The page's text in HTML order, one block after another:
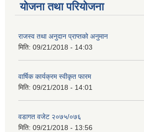
योजना तथा परियोजना
राजस्व तथा अनुदान प्राप्तको अनुमान
मिति: 09/21/2018 - 14:03
वार्षिक कार्यक्रम स्वीकृत फारम
मिति: 09/21/2018 - 14:01
वडागत वजेट २०७५/०७६
मिति: 09/21/2018 - 13:56